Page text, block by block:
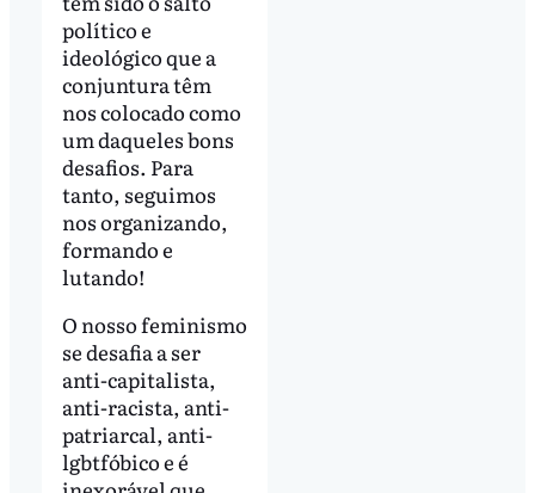
político e
ideológico que a
conjuntura têm
nos colocado como
um daqueles bons
desafios. Para
tanto, seguimos
nos organizando,
formando e
lutando!
O nosso feminismo
se desafia a ser
anti-capitalista,
anti-racista, anti-
patriarcal, anti-
lgbtfóbico e é